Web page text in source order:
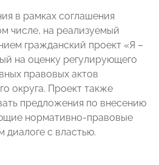
в рамках соглашения
числе, на реализуемый
гражданский проект «Я –
на оценку регулирующего
правовых актов
округа. Проект также
предложения по внесению
нормативно-правовые
диалоге с властью.